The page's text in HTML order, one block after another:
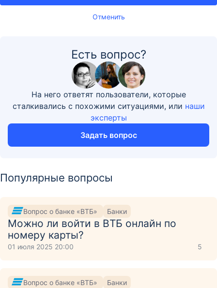
Отменить
Есть вопрос?
На него ответят пользователи, которые
сталкивались с похожими ситуациями, или наши
эксперты
Задать вопрос
Популярные вопросы
Вопрос о банке «ВТБ» Банки
Можно ли войти в ВТБ онлайн по
номеру карты?
01 июля 2025 20:00 5
Вопрос о банке «ВТБ» Банки